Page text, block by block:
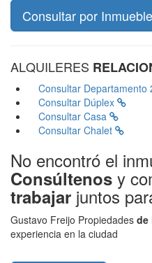
ALQUILERES
Consultar Departamento
Consultar Dúplex
Consultar Casa
Consultar Chalet
No encontró el
Consúltenos y
trabajar juntos
Gustavo Freijo Propiedades de
experiencia en la ciudad